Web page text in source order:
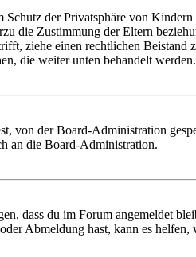
der Privatsphäre von
die Zustimmung der Eltern
ziehe einen rechtlichen Beistand
die weiter unten behandelt werden.
von der Board-Administration
an die Board-Administration.
dass du im Forum angemeldet
Abmeldung hast, kann es